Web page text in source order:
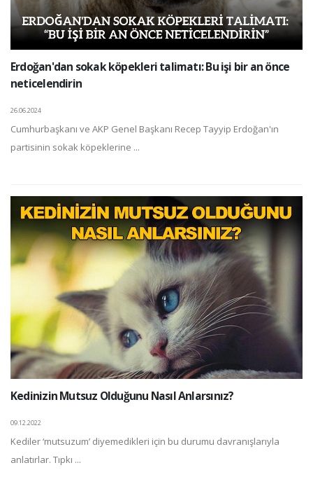
Erdoğan'dan sokak köpekleri talimatı: Bu işi bir an önce
neticelendirin
26.06.2024
Cumhurbaşkanı ve AKP Genel Başkanı Recep Tayyip Erdoğan'ın
partisinin sokak köpeklerine ...
Kedinizin Mutsuz Olduğunu Nasıl Anlarsınız?
09.12.2022
Kediler ‘mutsuzum’ diyemedikleri için bu durumu davranışlarıyla
anlatırlar. Tıpkı ...